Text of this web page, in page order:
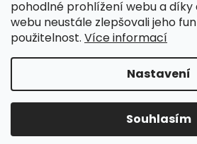
pohodlné prohlížení webu a díky
webu neustále zlepšovali jeho
použitelnost. Více informací
Nastavení
Souhlasím
Kontakt
disamsafety@disamsafety.cz
596 624 947
Sledujte nás na Facebooku